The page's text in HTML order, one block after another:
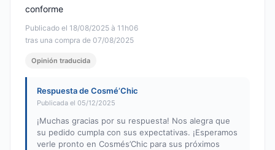
Publicado el 18/08/2025 à 11h06
tras una compra de 07/08/2025
conforme
Opinión traducida
Respuesta de Cosmé’Chic
Publicada el 05/12/2025
¡Muchas gracias por su respuesta! Nos alegra que
su pedido cumpla con sus expectativas. ¡Esperamos
verle pronto en Cosmés’Chic para sus próximos